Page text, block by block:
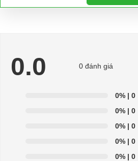
cho xe hoặc có vấn đề gì cần được hỗ
Địa chỉ: 845 Quốc Lộ 13, Phường Hiệp
0.0 0 đánh giá
0% | 0
0% | 0
0% | 0
0% | 0
0% | 0